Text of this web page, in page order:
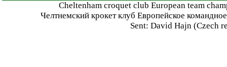
Cheltenham croquet club European team
Челтнемский крокет клуб Европейское
Sent: David Hajn (Czech